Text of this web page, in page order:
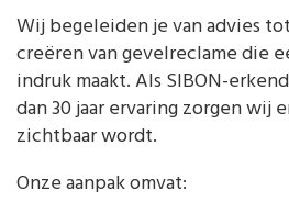
Wij begeleiden je van advies
creëren van gevelreclame die
indruk maakt. Als SIBON-
dan 30 jaar ervaring zorgen wij
zichtbaar wordt.
Onze aanpak omvat: